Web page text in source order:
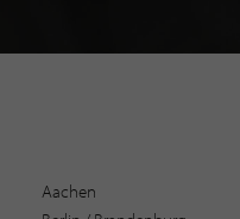
Aachen